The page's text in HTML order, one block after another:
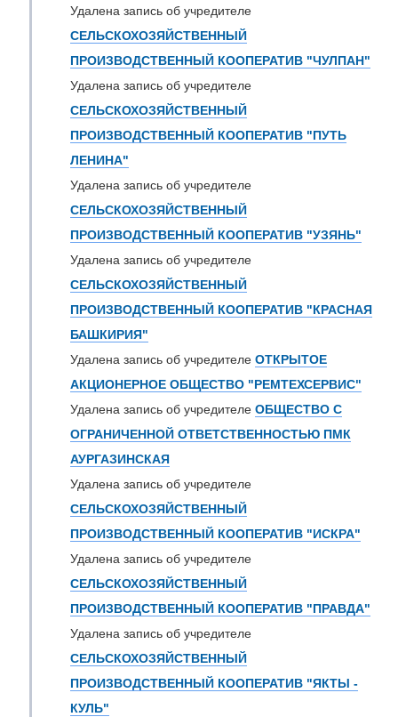
Удалена запись об учредителе
СЕЛЬСКОХОЗЯЙСТВЕННЫЙ
ПРОИЗВОДСТВЕННЫЙ КООПЕРАТИВ "ЧУЛПАН"
Удалена запись об учредителе
СЕЛЬСКОХОЗЯЙСТВЕННЫЙ
ПРОИЗВОДСТВЕННЫЙ КООПЕРАТИВ "ПУТЬ
ЛЕНИНА"
Удалена запись об учредителе
СЕЛЬСКОХОЗЯЙСТВЕННЫЙ
ПРОИЗВОДСТВЕННЫЙ КООПЕРАТИВ "УЗЯНЬ"
Удалена запись об учредителе
СЕЛЬСКОХОЗЯЙСТВЕННЫЙ
ПРОИЗВОДСТВЕННЫЙ КООПЕРАТИВ "КРАСНАЯ
БАШКИРИЯ"
Удалена запись об учредителе ОТКРЫТОЕ
АКЦИОНЕРНОЕ ОБЩЕСТВО "РЕМТЕХСЕРВИС"
Удалена запись об учредителе ОБЩЕСТВО С
ОГРАНИЧЕННОЙ ОТВЕТСТВЕННОСТЬЮ ПМК
АУРГАЗИНСКАЯ
Удалена запись об учредителе
СЕЛЬСКОХОЗЯЙСТВЕННЫЙ
ПРОИЗВОДСТВЕННЫЙ КООПЕРАТИВ "ИСКРА"
Удалена запись об учредителе
СЕЛЬСКОХОЗЯЙСТВЕННЫЙ
ПРОИЗВОДСТВЕННЫЙ КООПЕРАТИВ "ПРАВДА"
Удалена запись об учредителе
СЕЛЬСКОХОЗЯЙСТВЕННЫЙ
ПРОИЗВОДСТВЕННЫЙ КООПЕРАТИВ "ЯКТЫ -
КУЛЬ"